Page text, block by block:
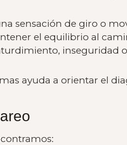
sensación de giro o
el equilibrio al
inseguridad
ayuda a orientar el